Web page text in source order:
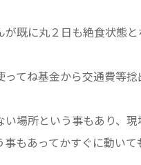
が既に丸２日も絶食状態
ってね基金から交通費等
い場所という事もあり、
事もあってかすぐに動いて